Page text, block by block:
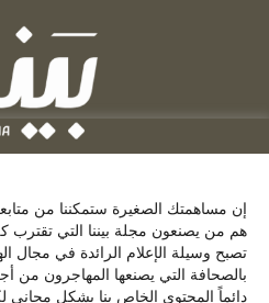
28012, Madrid ,España
+34641137976
إن مساهمتك الصغيرة ستمكننا من
هم من يصنعون مجلة بيننا التي
تصبح وسيلة الإعلام الرائدة في مجال
بالصحافة التي يصنعها المهاجرون من
دائماً المحتوى الخاص بنا بشكل